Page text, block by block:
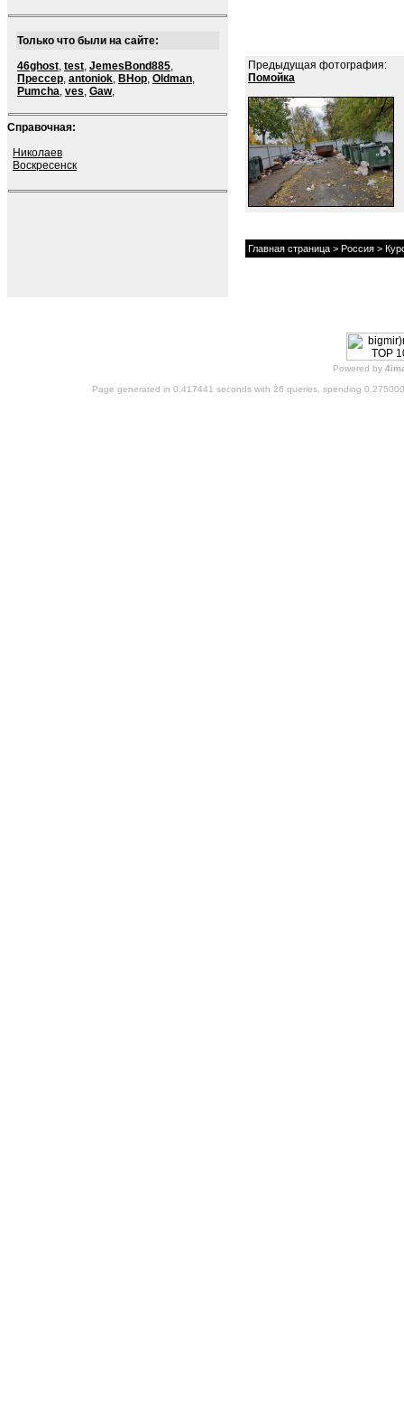
Только что были на сайте:
46ghost, test, JemesBond885,
Прессер, antoniok, BHop, Oldman,
Pumcha, ves, Gaw,
Справочная:
Николаев
Воскресенск
Предыдущая фотография:
Помойка
Главная страница > Россия >
Powered by
Page generated in 0.417441 seconds with 26 queries, spending